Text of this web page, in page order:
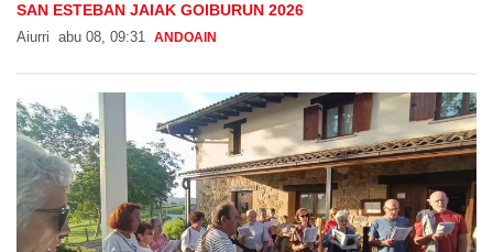
SAN ESTEBAN JAIAK GOIBURUN 2026
Aiurri abu 08, 09:31 ANDOAIN